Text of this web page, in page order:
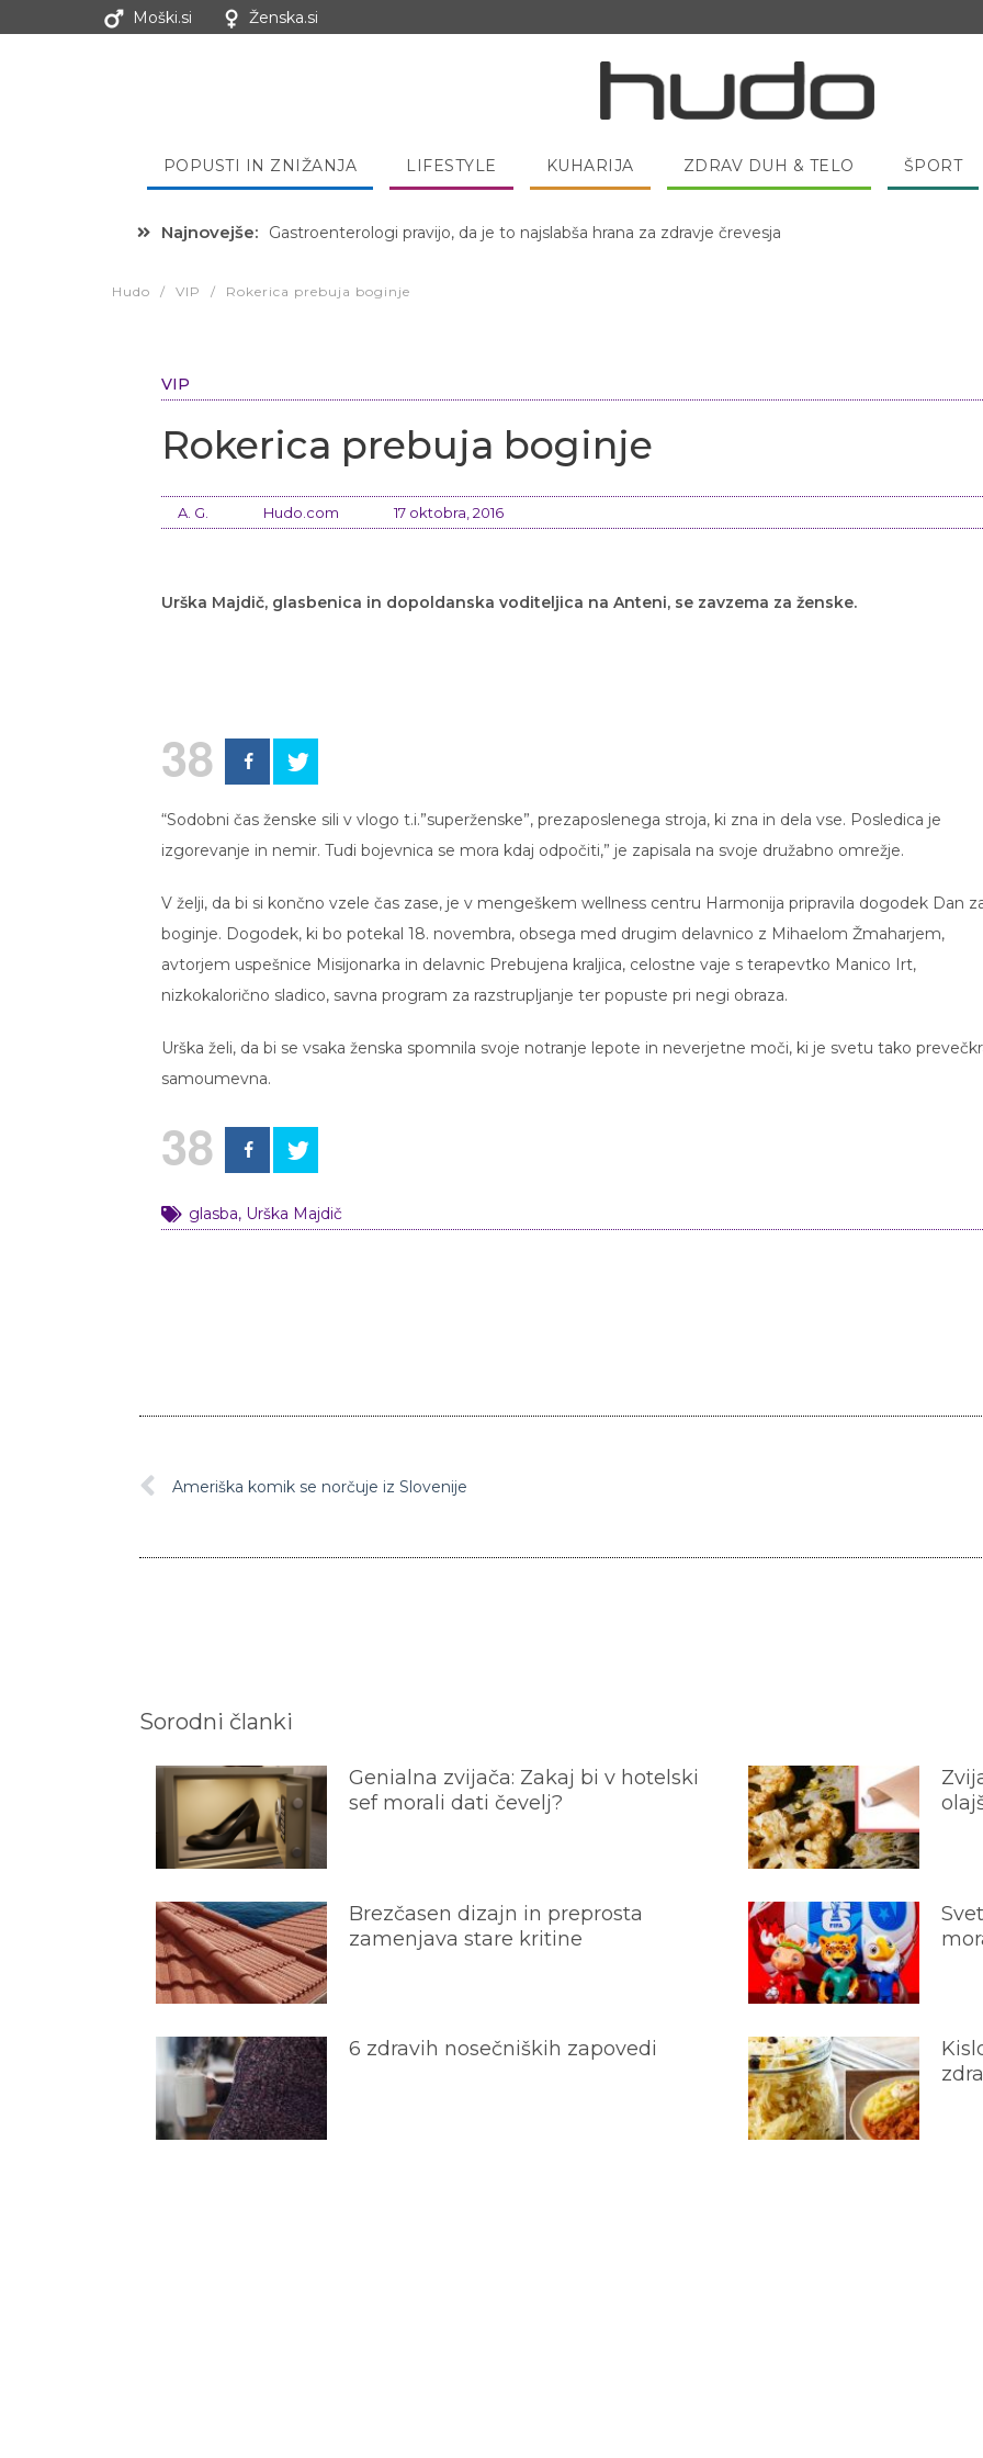
Moški.si Ženska.si
POPUSTI IN ZNIŽANJA LIFESTYLE KUHARIJA ZDRAV DUH & TELO ŠPORT
Najnovejše: Hibernacijska dieta: Zakaj je pred spanjem dobro pojesti žlico medu?
Hudo / VIP / Rokerica prebuja boginje
VIP
Rokerica prebuja boginje
A. G. Hudo.com 17 oktobra, 2016
Urška Majdič, glasbenica in dopoldanska voditeljica na Anteni, se zavzema za ženske.
38
“Sodobni čas ženske sili v vlogo t.i.”superženske”, prezaposlenega stroja, ki zna in dela vse. Posledica je
izgorevanje in nemir. Tudi bojevnica se mora kdaj odpočiti,” je zapisala na svoje družabno omrežje.
V želji, da bi si končno vzele čas zase, je v mengeškem wellness centru Harmonija pripravila dogodek Dan
boginje. Dogodek, ki bo potekal 18. novembra, obsega med drugim delavnico z Mihaelom Žmaharjem,
avtorjem uspešnice Misijonarka in delavnic Prebujena kraljica, celostne vaje s terapevtko Manico Irt,
nizkokalorično sladico, savna program za razstrupljanje ter popuste pri negi obraza.
Urška želi, da bi se vsaka ženska spomnila svoje notranje lepote in neverjetne moči, ki je svetu tako
samoumevna.
38
glasba, Urška Majdič
Ameriška komik se norčuje iz Slovenije
Sorodni članki
Genialna zvijača: Zakaj bi v hotelski
sef morali dati čevelj?
Brezčasen dizajn in preprosta
zamenjava stare kritine
6 zdravih nosečniških zapovedi